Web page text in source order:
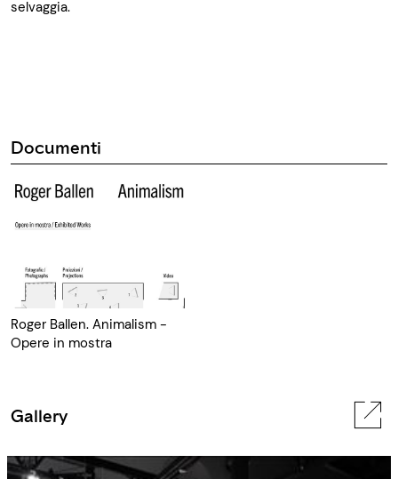
selvaggia.
Documenti
Roger Ballen. Animalism -
Opere in mostra
Gallery